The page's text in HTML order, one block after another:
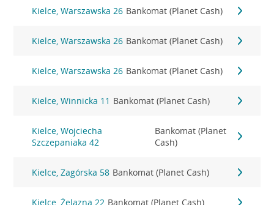
Kielce, Warszawska 26 Bankomat (Planet Cash)
Kielce, Warszawska 26 Bankomat (Planet Cash)
Kielce, Warszawska 26 Bankomat (Planet Cash)
Kielce, Winnicka 11 Bankomat (Planet Cash)
Kielce, Wojciecha
Szczepaniaka 42
Bankomat (Planet
Cash)
Kielce, Zagórska 58 Bankomat (Planet Cash)
Kielce, Żelazna 22 Bankomat (Planet Cash)